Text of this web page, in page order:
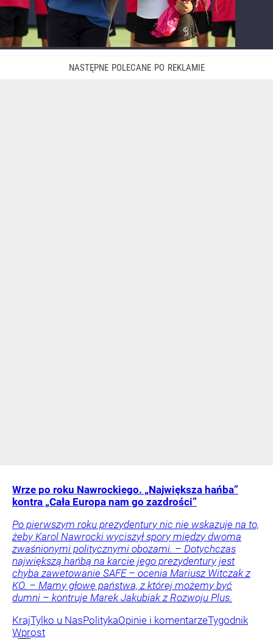
Wrze po roku Nawrockiego. „Największa hańba”
kontra „Cała Europa nam go zazdrości”
Po pierwszym roku prezydentury nic nie wskazuje na to,
żeby Karol Nawrocki wyciszył spory między dwoma
zwaśnionymi politycznymi obozami. – Dotychczas
największą hańbą na karcie jego prezydentury jest
chyba zawetowanie SAFE – ocenia Mariusz Witczak z
KO. – Mamy głowę państwa, z której możemy być
dumni – kontruje Marek Jakubiak z Rozwoju Plus.
KrajTylko u NasPolitykaOpinie i komentarzeTygodnik
Wprost